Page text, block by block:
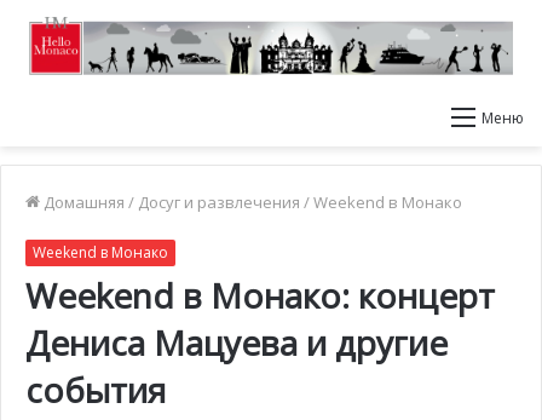
Меню
Домашняя / Досуг и развлечения /Weekend в Монако
Weekend в Монако
Weekend в Монако: концерт
Дениса Мацуева и другие
события